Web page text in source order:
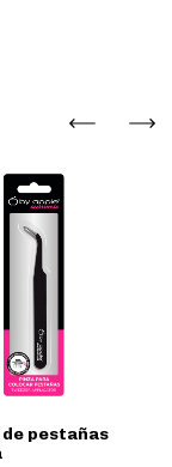
pestañas